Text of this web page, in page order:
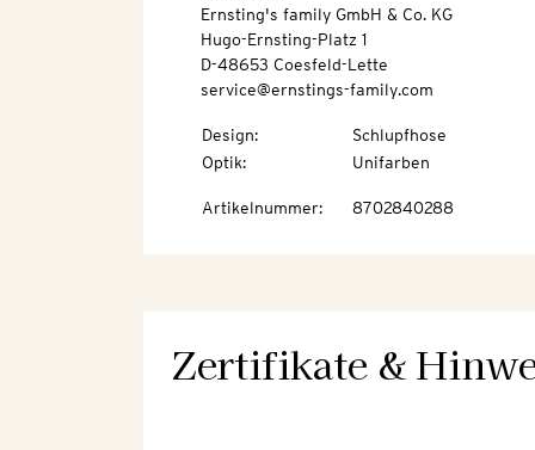
Ernsting's family GmbH & Co. KG
Hugo-Ernsting-Platz 1
D-48653 Coesfeld-Lette
service@ernstings-family.com
Design:
Schlupfhose
Optik: Unifarben
Artikelnummer: 8702840288
Zertifikate &